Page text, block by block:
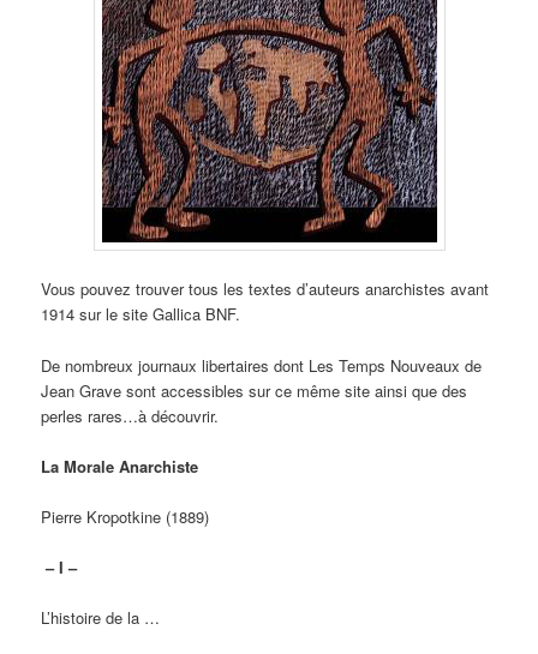
Vous pouvez trouver tous les textes d’auteurs anarchistes avant
1914 sur le site Gallica BNF.
De nombreux journaux libertaires dont Les Temps Nouveaux de
Jean Grave sont accessibles sur ce même site ainsi que des
perles rares…à découvrir.
La Morale Anarchiste
Pierre Kropotkine (1889)
– I –
L’histoire de la …